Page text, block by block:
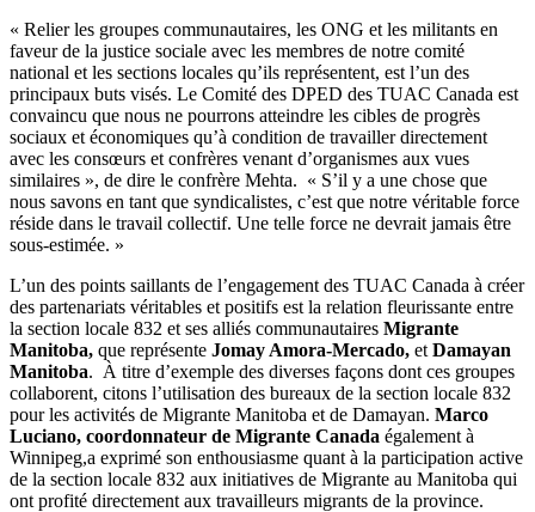
« Relier les groupes communautaires, les ONG et les militants en
faveur de la justice sociale avec les membres de notre comité
national et les sections locales qu’ils représentent, est l’un des
principaux buts visés. Le Comité des DPED des TUAC Canada est
convaincu que nous ne pourrons atteindre les cibles de progrès
sociaux et économiques qu’à condition de travailler directement
avec les consœurs et confrères venant d’organismes aux vues
similaires », de dire le confrère Mehta. « S’il y a une chose que
nous savons en tant que syndicalistes, c’est que notre véritable force
réside dans le travail collectif. Une telle force ne devrait jamais être
sous-estimée. »
L’un des points saillants de l’engagement des TUAC Canada à créer
des partenariats véritables et positifs est la relation fleurissante entre
la section locale 832 et ses alliés communautaires Migrante
Manitoba, que représente Jomay Amora-Mercado, et Damayan
Manitoba. À titre d’exemple des diverses façons dont ces groupes
collaborent, citons l’utilisation des bureaux de la section locale 832
pour les activités de Migrante Manitoba et de Damayan. Marco
Luciano, coordonnateur de Migrante Canada également à
Winnipeg,a exprimé son enthousiasme quant à la participation active
de la section locale 832 aux initiatives de Migrante au Manitoba qui
ont profité directement aux travailleurs migrants de la province.